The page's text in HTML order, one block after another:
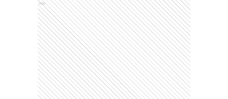
Ads